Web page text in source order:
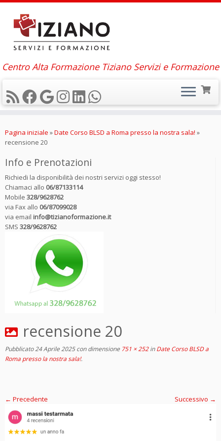
contenuto
Centro Alta Formazione Tiziano Servizi e Formazione
Pagina iniziale »Date Corso BLSD a Roma presso la nostra sala! »
recensione 20
Info e Prenotazioni
Richiedi la disponibilità dei nostri servizi oggi stesso!
Chiamaci allo 06/87133114
Mobile 328/9628762
via Fax allo 06/87099028
via email info@tizianoformazione.it
SMS 328/9628762
recensione 20
Pubblicato24 Aprile 2025con dimensione 751 × 252inDate Corso BLSD a
Roma presso la nostra sala!.
← Precedente Successivo →